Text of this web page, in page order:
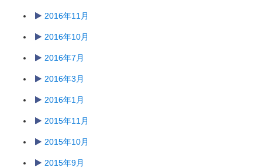
2016年11月
2016年10月
2016年7月
2016年3月
2016年1月
2015年11月
2015年10月
2015年9月